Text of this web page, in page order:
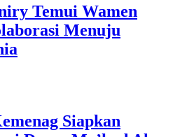
Temui Wamen
Menuju
Siapkan